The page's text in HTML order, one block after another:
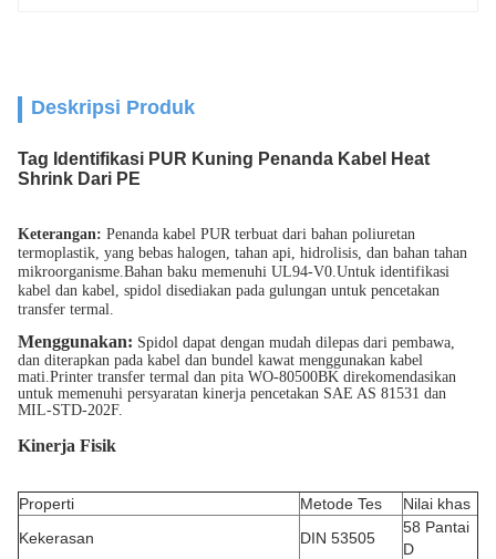
Deskripsi Produk
Tag Identifikasi PUR Kuning Penanda Kabel Heat
Shrink Dari PE
Keterangan: Penanda kabel PUR terbuat dari bahan poliuretan
termoplastik, yang bebas halogen, tahan api, hidrolisis, dan bahan tahan
mikroorganisme.Bahan baku memenuhi UL94-V0.Untuk identifikasi
kabel dan kabel, spidol disediakan pada gulungan untuk pencetakan
transfer termal.
Menggunakan: Spidol dapat dengan mudah dilepas dari pembawa,
dan diterapkan pada kabel dan bundel kawat menggunakan kabel
mati.Printer transfer termal dan pita WO-80500BK direkomendasikan
untuk memenuhi persyaratan kinerja pencetakan SAE AS 81531 dan
MIL-STD-202F.
Kinerja Fisik
Properti Metode Tes
Nilai khas
Kekerasan
DIN 53505
58 Pantai
D